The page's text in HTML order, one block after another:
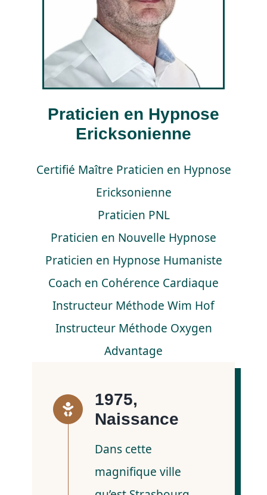
Praticien en Hypnose
Ericksonienne
Certifié Maître Praticien en Hypnose
Ericksonienne
Praticien PNL
Praticien en Nouvelle Hypnose
Praticien en Hypnose Humaniste
Coach en Cohérence Cardiaque
Instructeur Méthode Wim Hof
Instructeur Méthode Oxygen
Advantage
1975,
Naissance
Dans cette
magnifique ville